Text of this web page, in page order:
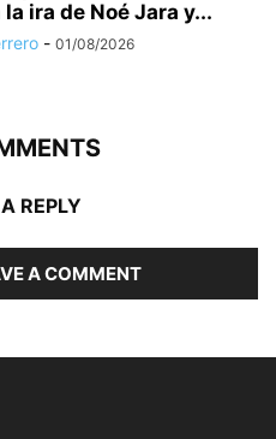
ira de Noé Jara y...
- 01/08/2026
REPLY
A COMMENT